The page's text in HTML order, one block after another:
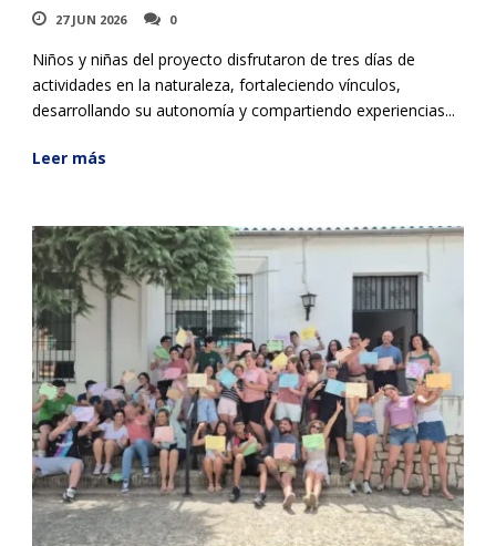
27 JUN 2026 0
Niños y niñas del proyecto disfrutaron de tres días de
actividades en la naturaleza, fortaleciendo vínculos,
desarrollando su autonomía y compartiendo experiencias...
Leer más